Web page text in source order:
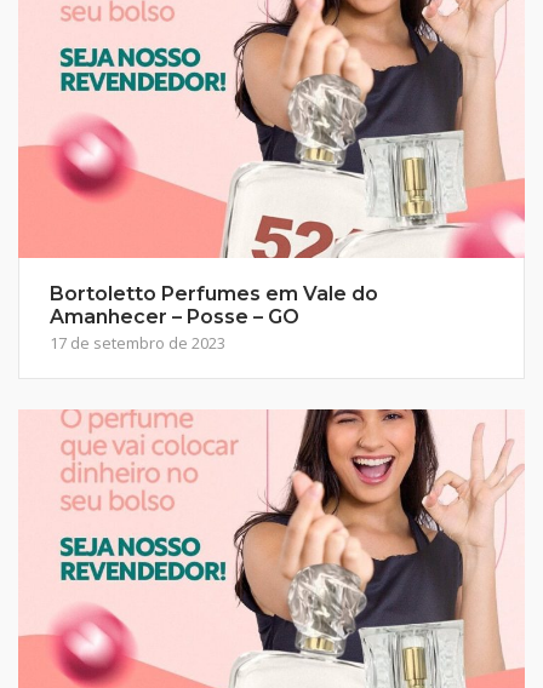
Bortoletto Perfumes em Vale do
Amanhecer – Posse – GO
17 de setembro de 2023